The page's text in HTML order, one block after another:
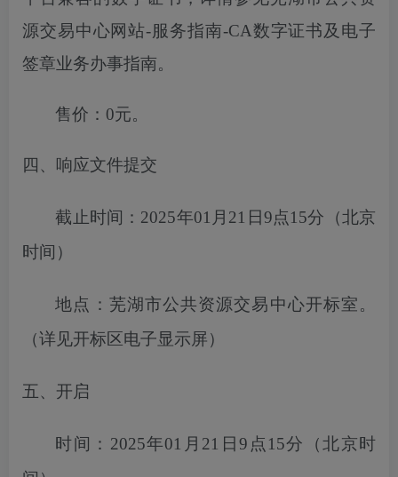
源交易中心网站-服务指南-CA数字证书及电子
签章业务办事指南。
售价：0元。
四、响应文件提交
截止时间： 2025年01月21日9点15分 （北京
时间）
地点： 芜湖市公共资源交易中心开标室。
（详见开标区电子显示屏）
五、开启
时间： 2025年01月21日9点15分
（北京时